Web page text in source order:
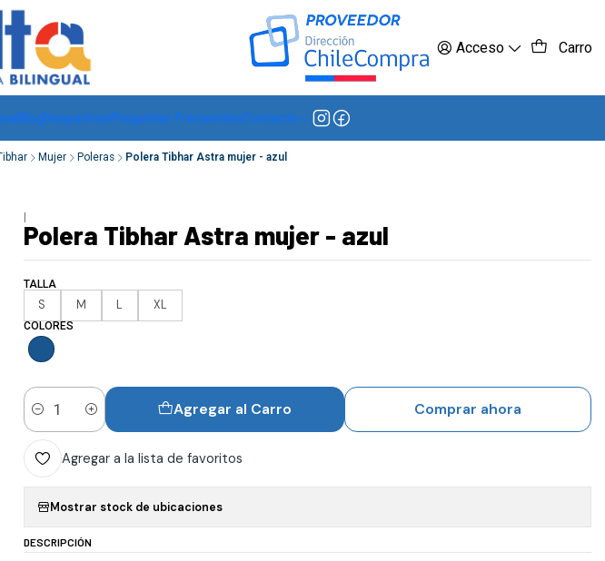
Acceso Carro
BlogDespachosPreguntas FrecuentesContacto
días hábiles, regiones -
Mujer Poleras Polera Tibhar Astra mujer - azul
|
Polera Tibhar Astra mujer - azul
TALLA
S M L XL
COLORES
Cantidad Agregar al Carro Comprar ahora
Agregar a la lista de favoritos
Mostrar stock de ubicaciones
DESCRIPCIÓN